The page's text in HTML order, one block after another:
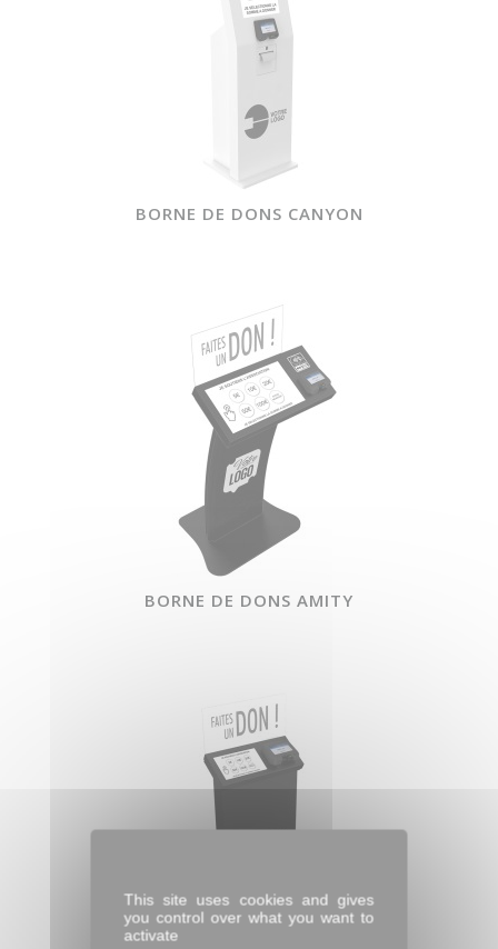
BORNE DE DONS CANYON
BORNE DE DONS AMITY
This site uses cookies and gives
you control over what you want to
activate